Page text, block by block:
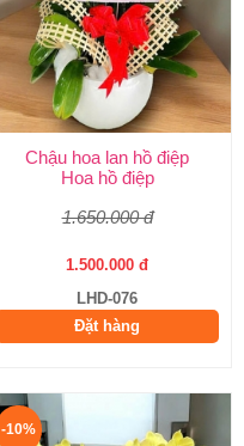
Chậu hoa lan hồ điệp
Hoa hồ điệp
1.650.000 đ
1.500.000 đ
LHD-076
Đặt hàng
-10%